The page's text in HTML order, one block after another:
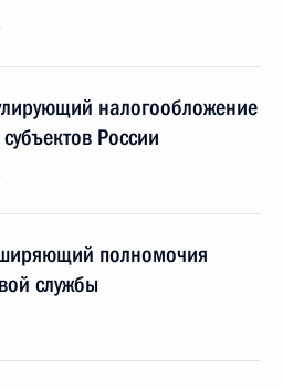
налогообложение
России
полномочия
службы